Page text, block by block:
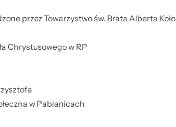
przez Towarzystwo św. Brata Alberta Koło
Chrystusowego w RP
w Pabianicach